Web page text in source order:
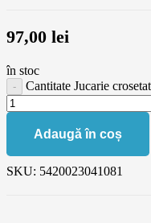
97,00 lei
în stoc
Cantitate Jucarie
Adaugă în coș
SKU: 5420023041081